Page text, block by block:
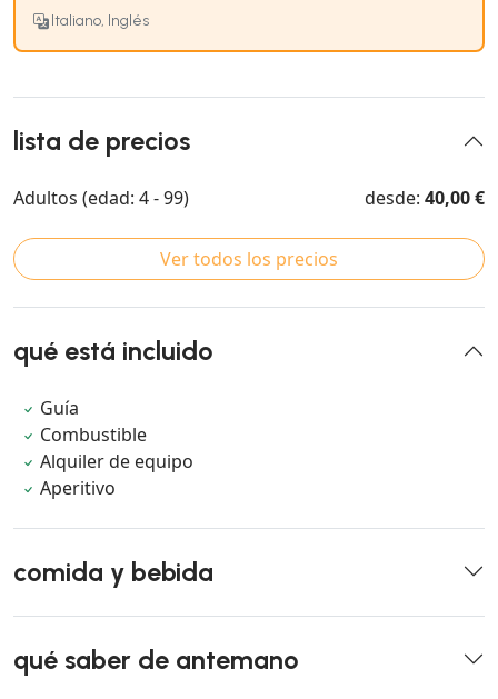
Italiano, Inglés
lista de precios
Adultos (edad: 4 - 99) desde: 40,00 €
Ver todos los precios
qué está incluido
Guía
Combustible
Alquiler de equipo
Aperitivo
comida y bebida
qué saber de antemano